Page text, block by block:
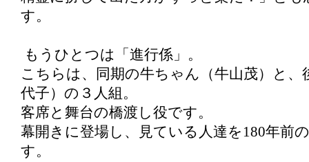
す。
もうひとつは「進行係」。
こちらは、同期の牛ちゃん（牛山茂）と、
代子）の３人組。
客席と舞台の橋渡し役です。
幕開きに登場し、見ている人達を180年前
す。